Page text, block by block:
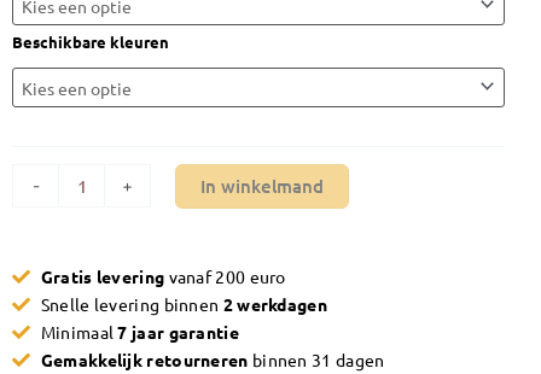
Beschikbare kleuren
-
Maxfurn
Lynn
+ In winkelmand
Gratis levering vanaf 200 euro
Snelle levering binnen 2 werkdagen
Minimaal7 jaar garantie
Gemakkelijk retourneren binnen 31 dagen